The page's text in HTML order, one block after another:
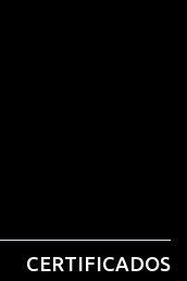
CERTIFICADOS